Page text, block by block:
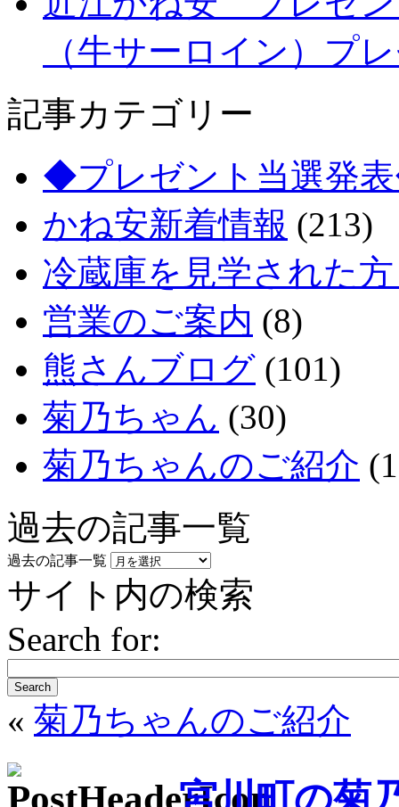
（牛サーロイン）プ
記事カテゴリー
◆プレゼント当選発
かね安新着情報 (213)
冷蔵庫を見学された
営業のご案内 (8)
熊さんブログ (101)
菊乃ちゃん (30)
菊乃ちゃんのご紹介
過去の記事一覧
過去の記事一覧
サイト内の検索
Search for:
Search
« 菊乃ちゃんのご紹介
宮川町の菊